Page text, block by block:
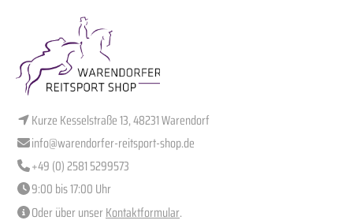
Kurze Kesselstraße 13, 48231 Warendorf
info@warendorfer-reitsport-shop.de
+49 (0) 2581 5299573
9:00 bis 17:00 Uhr
Oder über unserKontaktformular.